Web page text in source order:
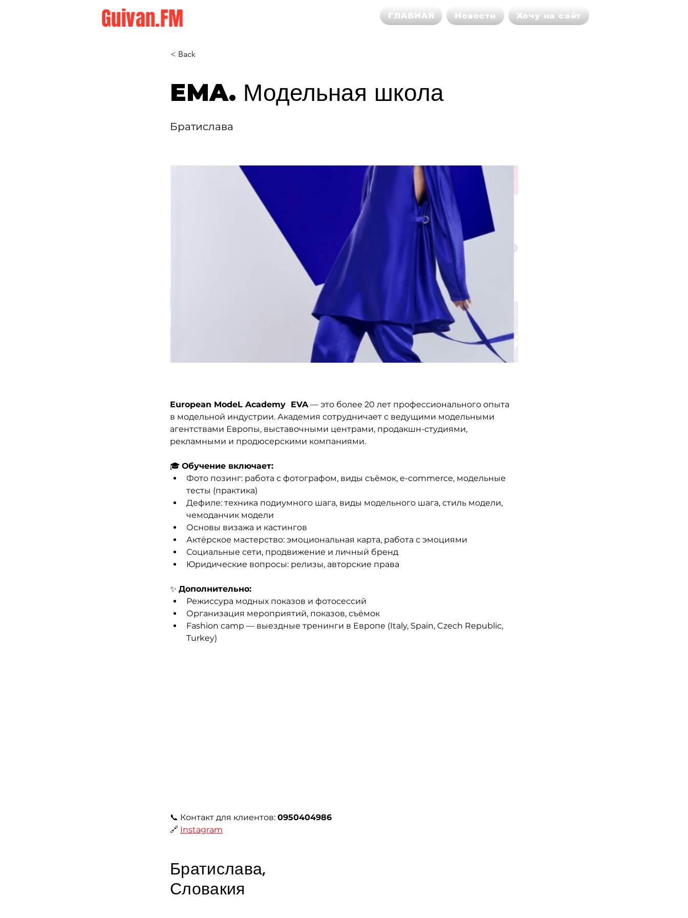
Guivan.FM ГЛАВНАЯ Новости Хочу на сайт
< Back
EMA. Модельная школа
Братислава
European ModeL Academy  EVA — это более 20 лет профессионального опыта
в модельной индустрии. Академия сотрудничает с ведущими модельными
агентствами Европы, выставочными центрами, продакшн-студиями,
рекламными и продюсерскими компаниями.
🎓 Обучение включает:
Фото позинг: работа с фотографом, виды съёмок, e-commerce, модельные
тесты (практика)
Дефиле: техника подиумного шага, виды модельного шага, стиль модели,
чемоданчик модели
Основы визажа и кастингов
Актёрское мастерство: эмоциональная карта, работа с эмоциями
Социальные сети, продвижение и личный бренд
Юридические вопросы: релизы, авторские права
✨ Дополнительно:
Режиссура модных показов и фотосессий
Организация мероприятий, показов, съёмок
Fashion camp — выездные тренинги в Европе (Italy, Spain, Czech Republic,
Turkey)
📞 Контакт для клиентов: 0950404986
🔗 Instagram
Братислава,
Словакия